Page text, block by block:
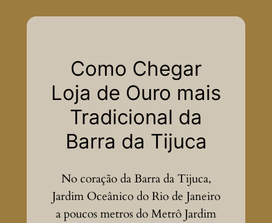
Como Chegar
Loja de Ouro mais
Tradicional da
Barra da Tijuca
No coração da Barra da Tijuca,
Jardim Oceânico do Rio de Janeiro
a poucos metros do Metrô Jardim